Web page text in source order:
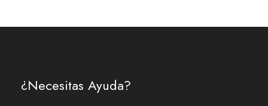
¿Necesitas Ayuda?